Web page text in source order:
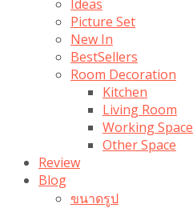
Ideas
Picture Set
New In
BestSellers
Room Decoration
Kitchen
Living Room
Working Space
Other Space
Review
Blog
ขนาดรูป